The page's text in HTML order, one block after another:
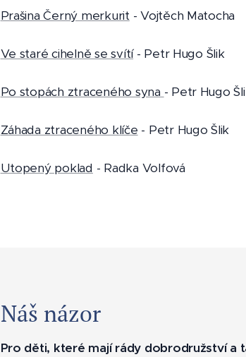
Prašina Černý merkurit- Vojtěch Matocha
Ve staré cihelně se svítí- Petr Hugo Šlik
Po stopách ztraceného syna - Petr Hugo
Záhada ztraceného klíče - Petr Hugo Šlik
Utopený poklad - Radka Volfová
Náš názor
Pro děti, které mají rády dobrodružství a